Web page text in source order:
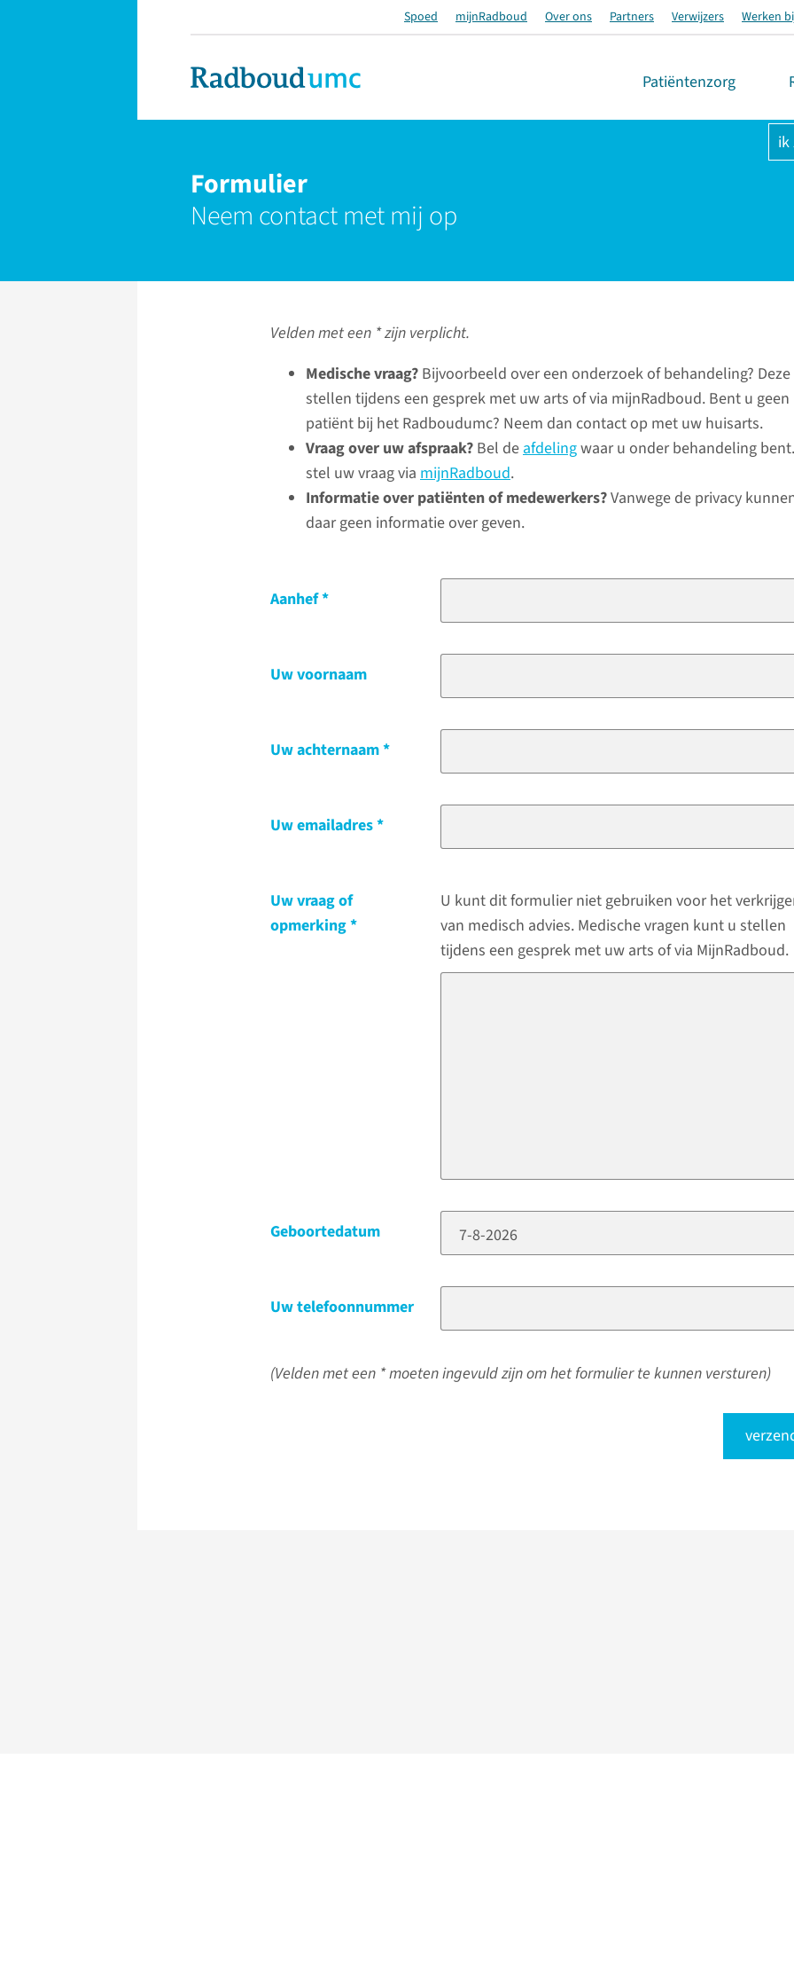
Spoed mijnRadboud Over ons Partners Verwijzers Werken
Patiëntenzorg
ik
Formulier
Neem contact met mij op
Velden met een * zijn verplicht.
Medische vraag? Bijvoorbeeld over een onderzoek of behandeling?
stellen tijdens een gesprek met uw arts of via mijnRadboud. Bent u geen
patiënt bij het Radboudumc? Neem dan contact op met uw huisarts.
Vraag over uw afspraak? Bel deafdelingwaar u onder behandeling
stel uw vraag via mijnRadboud.
Informatie over patiënten of medewerkers?Vanwege de privacy
daar geen informatie over geven.
Aanhef
Uw voornaam
Uw achternaam
Uw emailadres
Uw vraag of
opmerking
U kunt dit formulier niet gebruiken voor het
van medisch advies. Medische vragen kunt u stellen
tijdens een gesprek met uw arts of via MijnRadboud.
Geboortedatum
Uw telefoonnummer
(Velden met een * moeten ingevuld zijn om het formulier te kunnen versturen)